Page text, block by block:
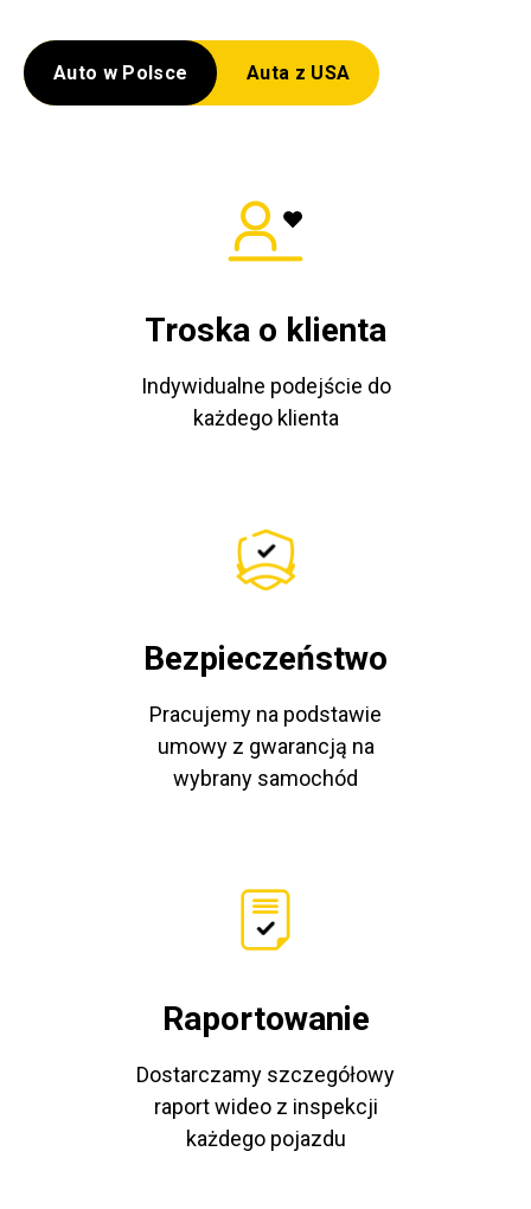
Auto w Polsce Auta z USA
Troska o klienta
Indywidualne podejście do
każdego klienta
Bezpieczeństwo
Pracujemy na podstawie
umowy z gwarancją na
wybrany samochód
Raportowanie
Dostarczamy szczegółowy
raport wideo z inspekcji
każdego pojazdu